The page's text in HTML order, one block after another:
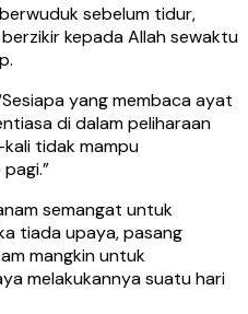
sebelum tidur,
kepada Allah sewaktu
yang membaca ayat
di dalam peliharaan
tidak mampu
semangat untuk
tiada upaya, pasang
mangkin untuk
melakukannya suatu hari